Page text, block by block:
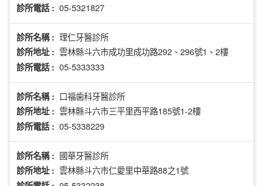
診所電話 : 05-5321827
診所名稱 : 理仁牙醫診所
診所地址 : 雲林縣斗六市成功里成功路292、296號1、2樓
診所電話 : 05-5333333
診所名稱 : 口福歯科牙醫診所
診所地址 : 雲林縣斗六市三平里西平路185號1-2樓
診所電話 : 05-5338229
診所名稱 : 國華牙醫診所
診所地址 : 雲林縣斗六市仁愛里中華路88之1號